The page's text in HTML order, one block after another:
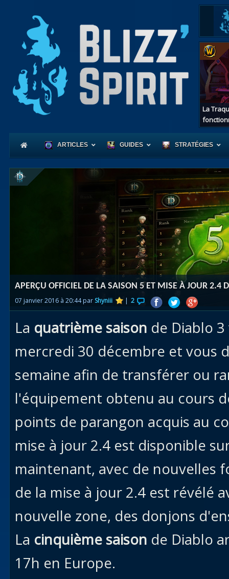
La
ARTICLES GUIDES
Coeur
Races
alliées
des îles
le vol
Uldum
Val
STRATÉGIES
APERÇU OFFICIEL DE LA SAISON 5 ET MISE À JOUR 2.4
07 janvier 2016 à 20:44 par Shyniii | 2
La quatrième saison de Diablo
mercredi 30 décembre et vous
semaine afin de transférer ou
l'équipement obtenu au cours
points de parangon acquis au
mise à jour 2.4 est disponible
maintenant, avec de
de la mise à jour 2.4 est révélé
nouvelle zone, des donjons
La cinquième saison de Diablo
17h en Europe.